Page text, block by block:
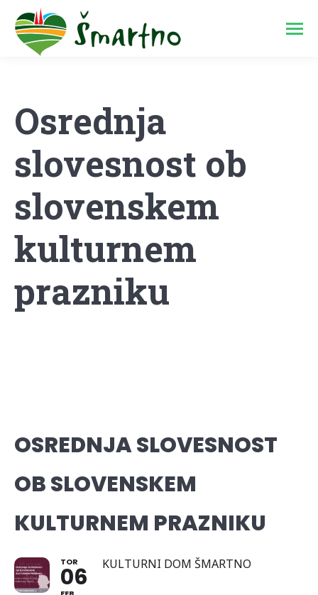
Osrednja
slovesnost ob
slovenskem
kulturnem
prazniku
OSREDNJA SLOVESNOST
OB SLOVENSKEM
KULTURNEM PRAZNIKU
TOR
06 KULTURNI DOM ŠMARTNO